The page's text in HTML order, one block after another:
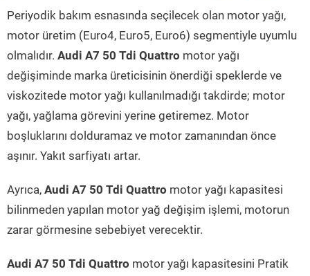
Periyodik bakım esnasında seçilecek olan motor yağı,
motor üretim (Euro4, Euro5, Euro6) segmentiyle uyumlu
olmalıdır. Audi A7 50 Tdi Quattro motor yağı
değişiminde marka üreticisinin önerdiği speklerde ve
viskozitede motor yağı kullanılmadığı takdirde; motor
yağı, yağlama görevini yerine getiremez. Motor
boşluklarını dolduramaz ve motor zamanından önce
aşınır. Yakıt sarfiyatı artar.
Ayrıca, Audi A7 50 Tdi Quattro motor yağı kapasitesi
bilinmeden yapılan motor yağ değişim işlemi, motorun
zarar görmesine sebebiyet verecektir.
Audi A7 50 Tdi Quattro motor yağı kapasitesini Pratik